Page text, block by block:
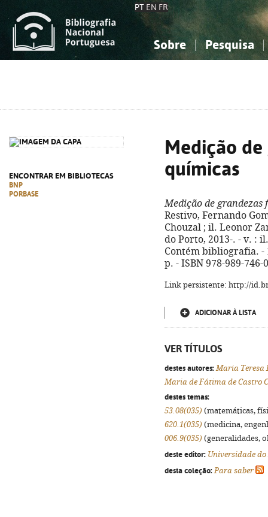
PT EN FR
Sobre Pesquisa
ENCONTRAR EM BIBLIOTECAS
BNP
PORBASE
Medição de
químicas
Medição de grandezas
Restivo, Fernando
Chouzal ; il. Leonor
do Porto, 2013-. - v. :
Contém bibliografia. -
p. - ISBN 978-989-746-
Link persistente: http://
ADICIONAR À LISTA
VER TÍTULOS
destes autores: Maria Teresa
Maria de Fátima de Castro
destes temas:
53.08(035) (matemáticas,
620.1(035) (medicina,
006.9(035) (generalidades,
deste editor: Universidade
desta coleção: Para saber